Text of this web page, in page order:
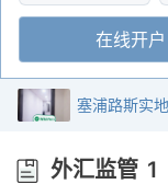
6
7
8
9
在线开户
外汇监管 1